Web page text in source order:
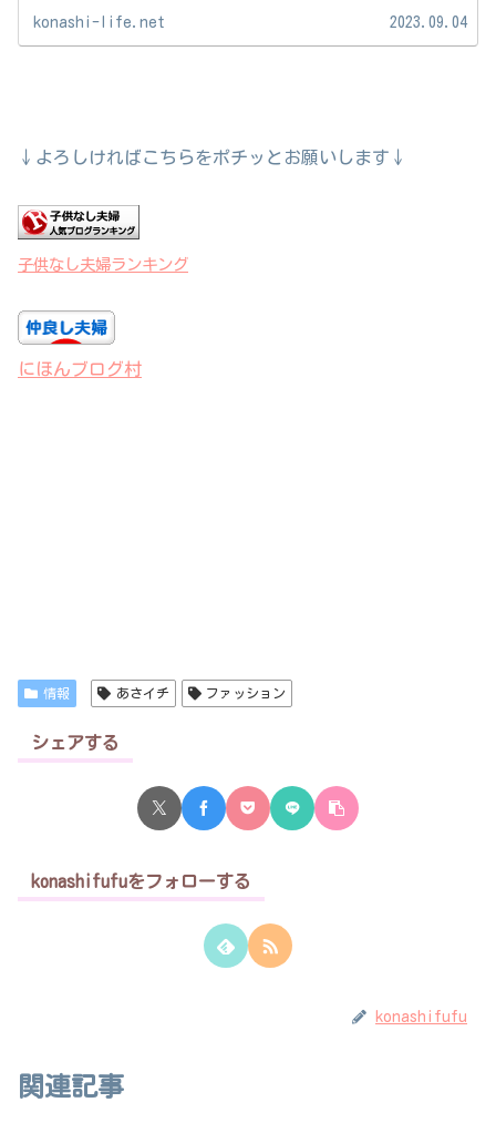
konashi-life.net 2023.09.04
↓よろしければこちらをポチッとお願いします↓
子供なし夫婦ランキング
にほんブログ村
情報 あさイチ ファッション
シェアする
konashifufuをフォローする
konashifufu
関連記事